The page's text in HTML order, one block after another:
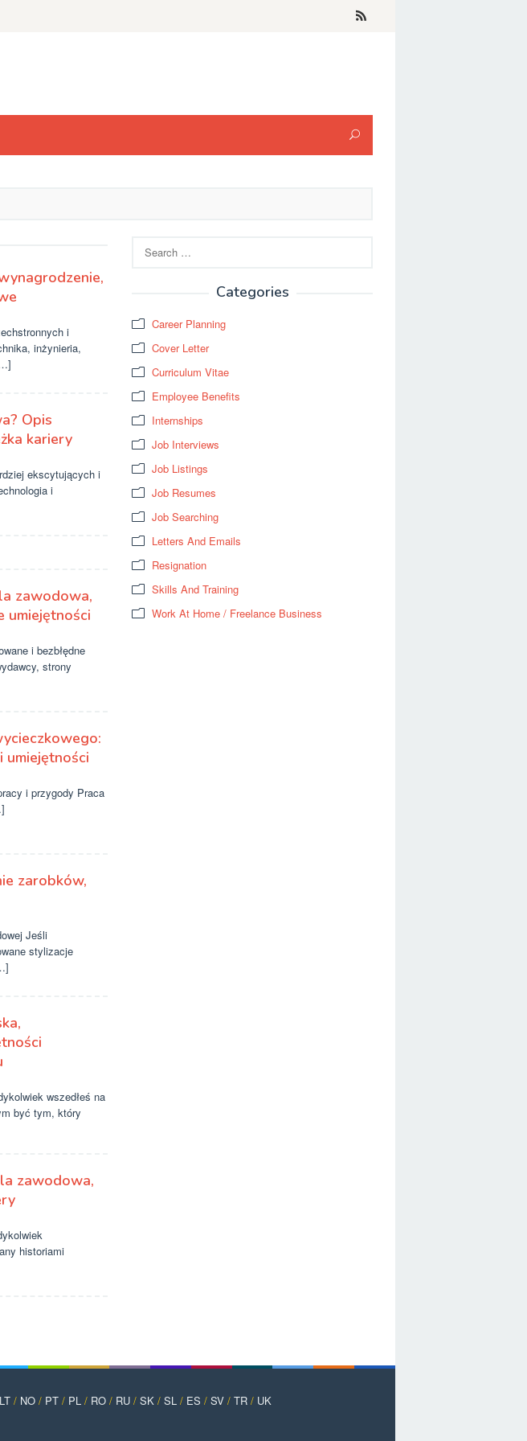
i
inżynieria,
Opis
kariery
ekscytujących i
i
zawodowa,
umiejętności
i bezbłędne
strony
i przygody Praca
zarobków,
Jeśli
stylizacje
wszedłeś na
być tym, który
zawodowa,
historiami
for:
Categories
Career Planning
Cover Letter
Curriculum Vitae
Employee Benefits
Internships
Job Interviews
Job Listings
Job Resumes
Job Searching
Letters And Emails
Resignation
Skills And Training
Work At Home / Freelance Business
LT / NO / PT / PL / RO / RU / SK / SL / ES / SV / TR / UK